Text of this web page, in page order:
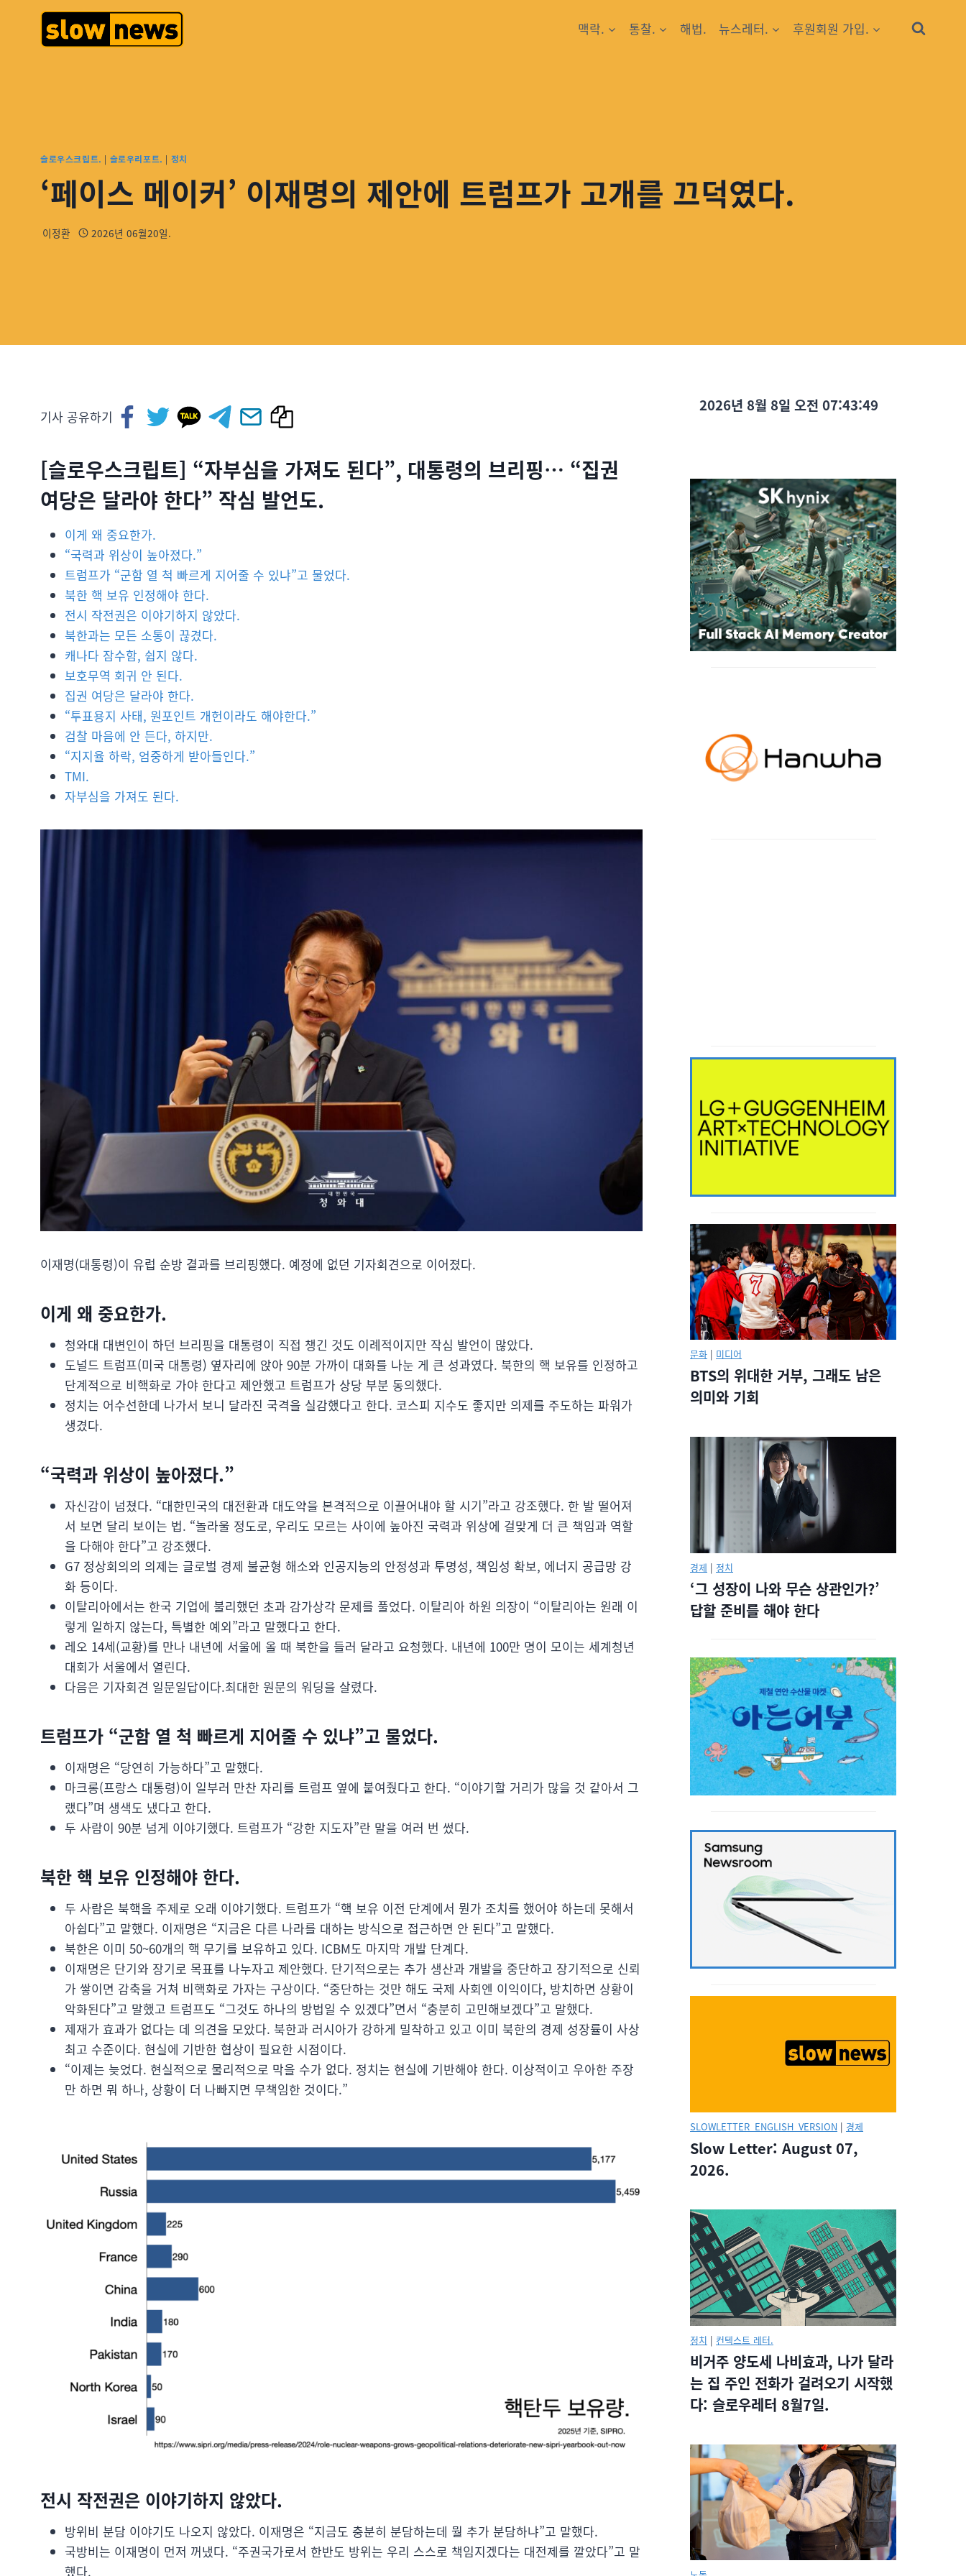
맥락. 통찰. 해법. 뉴스레터. 후원회원 가입.
슬로우스크립트. | 슬로우리포트. | 정치
‘페이스 메이커’ 이재명의 제안에 트럼프가 고개를 끄덕였다.
이정환 2026년 06월20일.
기사 공유하기
[슬로우스크립트] “자부심을 가져도 된다”, 대통령의 브리핑… “집권
여당은 달라야 한다” 작심 발언도.
이게 왜 중요한가.
“국력과 위상이 높아졌다.”
트럼프가 “군함 열 척 빠르게 지어줄 수 있냐”고 물었다.
북한 핵 보유 인정해야 한다.
전시 작전권은 이야기하지 않았다.
북한과는 모든 소통이 끊겼다.
캐나다 잠수함, 쉽지 않다.
보호무역 회귀 안 된다.
집권 여당은 달라야 한다.
“투표용지 사태, 원포인트 개헌이라도 해야한다.”
검찰 마음에 안 든다, 하지만.
“지지율 하락, 엄중하게 받아들인다.”
TMI.
자부심을 가져도 된다.
이재명(대통령)이 유럽 순방 결과를 브리핑했다. 예정에 없던 기자회견으로 이어졌다.
이게 왜 중요한가.
청와대 대변인이 하던 브리핑을 대통령이 직접 챙긴 것도 이례적이지만 작심 발언이 많았다.
도널드 트럼프(미국 대통령) 옆자리에 앉아 90분 가까이 대화를 나눈 게 큰 성과였다. 북한의 핵 보유를 인정하고
단계적으로 비핵화로 가야 한다고 제안했고 트럼프가 상당 부분 동의했다.
정치는 어수선한데 나가서 보니 달라진 국격을 실감했다고 한다. 코스피 지수도 좋지만 의제를 주도하는 파워가
생겼다.
“국력과 위상이 높아졌다.”
자신감이 넘쳤다. “대한민국의 대전환과 대도약을 본격적으로 이끌어내야 할 시기”라고 강조했다. 한 발 떨어져
서 보면 달리 보이는 법. “놀라울 정도로, 우리도 모르는 사이에 높아진 국력과 위상에 걸맞게 더 큰 책임과 역할
을 다해야 한다”고 강조했다.
G7 정상회의의 의제는 글로벌 경제 불균형 해소와 인공지능의 안정성과 투명성, 책임성 확보, 에너지 공급망 강
화 등이다.
이탈리아에서는 한국 기업에 불리했던 초과 감가상각 문제를 풀었다. 이탈리아 하원 의장이 “이탈리아는 원래 이
렇게 일하지 않는다, 특별한 예외”라고 말했다고 한다.
레오 14세(교황)를 만나 내년에 서울에 올 때 북한을 들러 달라고 요청했다. 내년에 100만 명이 모이는 세계청년
대회가 서울에서 열린다.
다음은 기자회견 일문일답이다.최대한 원문의 워딩을 살렸다.
트럼프가 “군함 열 척 빠르게 지어줄 수 있냐”고 물었다.
이재명은 “당연히 가능하다”고 말했다.
마크롱(프랑스 대통령)이 일부러 만찬 자리를 트럼프 옆에 붙여줬다고 한다. “이야기할 거리가 많을 것 같아서 그
랬다”며 생색도 냈다고 한다.
두 사람이 90분 넘게 이야기했다. 트럼프가 “강한 지도자”란 말을 여러 번 썼다.
북한 핵 보유 인정해야 한다.
두 사람은 북핵을 주제로 오래 이야기했다. 트럼프가 “핵 보유 이전 단계에서 뭔가 조치를 했어야 하는데 못해서
아쉽다”고 말했다. 이재명은 “지금은 다른 나라를 대하는 방식으로 접근하면 안 된다”고 말했다.
북한은 이미 50~60개의 핵 무기를 보유하고 있다. ICBM도 마지막 개발 단계다.
이재명은 단기와 장기로 목표를 나누자고 제안했다. 단기적으로는 추가 생산과 개발을 중단하고 장기적으로 신뢰
가 쌓이면 감축을 거쳐 비핵화로 가자는 구상이다. “중단하는 것만 해도 국제 사회엔 이익이다, 방치하면 상황이
악화된다”고 말했고 트럼프도 “그것도 하나의 방법일 수 있겠다”면서 “충분히 고민해보겠다”고 말했다.
제재가 효과가 없다는 데 의견을 모았다. 북한과 러시아가 강하게 밀착하고 있고 이미 북한의 경제 성장률이 사상
최고 수준이다. 현실에 기반한 협상이 필요한 시점이다.
“이제는 늦었다. 현실적으로 물리적으로 막을 수가 없다. 정치는 현실에 기반해야 한다. 이상적이고 우아한 주장
만 하면 뭐 하나, 상황이 더 나빠지면 무책임한 것이다.”
전시 작전권은 이야기하지 않았다.
방위비 분담 이야기도 나오지 않았다. 이재명은 “지금도 충분히 분담하는데 뭘 추가 분담하냐”고 말했다.
국방비는 이재명이 먼저 꺼냈다. “주권국가로서 한반도 방위는 우리 스스로 책임지겠다는 대전제를 깔았다”고 말
했다.
2026년 8월 8일 오전 07:43:51
문화 | 미디어
BTS의 위대한 거부, 그래도 남은
의미와 기회
경제 | 정치
‘그 성장이 나와 무슨 상관인가?’
답할 준비를 해야 한다
SLOWLETTER_ENGLISH_VERSION | 경제
Slow Letter: August 07,
2026.
정치 | 컨텍스트 레터.
비거주 양도세 나비효과, 나가 달라
는 집 주인 전화가 걸려오기 시작했
다: 슬로우레터 8월7일.